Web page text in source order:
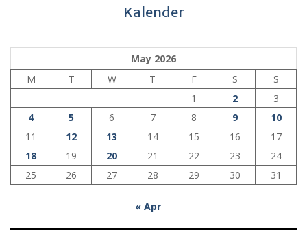
Kalender
May 2026
M
T W T F S
S
1
2
3
4
5 6 7 8 9
10
11
12 13 14 15 16
17
18
19 20 21 22 23
24
25
26 27 28 29 30 31
« Apr